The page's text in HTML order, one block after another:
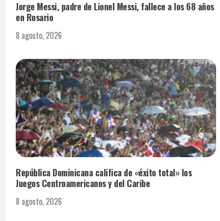
Jorge Messi, padre de Lionel Messi, fallece a los 68 años
en Rosario
8 agosto, 2026
República Dominicana califica de «éxito total» los
Juegos Centroamericanos y del Caribe
8 agosto, 2026